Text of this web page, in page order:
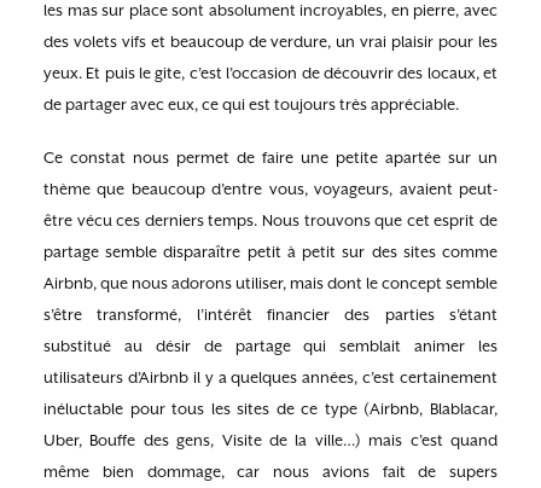
les mas sur place sont absolument incroyables, en pierre, avec
des volets vifs et beaucoup de verdure, un vrai plaisir pour les
yeux. Et puis le gite, c’est l’occasion de découvrir des locaux, et
de partager avec eux, ce qui est toujours très appréciable.
Ce constat nous permet de faire une petite apartée sur un
thème que beaucoup d’entre vous, voyageurs, avaient peut-
être vécu ces derniers temps. Nous trouvons que cet esprit de
partage semble disparaître petit à petit sur des sites comme
Airbnb, que nous adorons utiliser, mais dont le concept semble
s’être transformé, l’intérêt financier des parties s’étant
substitué au désir de partage qui semblait animer les
utilisateurs d’Airbnb il y a quelques années, c’est certainement
inéluctable pour tous les sites de ce type (Airbnb, Blablacar,
Uber, Bouffe des gens, Visite de la ville…) mais c’est quand
même bien dommage, car nous avions fait de supers